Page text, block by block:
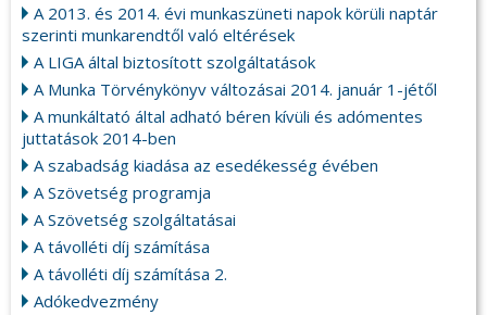
A 2013. és 2014. évi munkaszüneti napok körüli naptár
szerinti munkarendtől való eltérések
A LIGA által biztosított szolgáltatások
A Munka Törvénykönyv változásai 2014. január 1-jétől
A munkáltató által adható béren kívüli és adómentes
juttatások 2014-ben
A szabadság kiadása az esedékesség évében
A Szövetség programja
A Szövetség szolgáltatásai
A távolléti díj számítása
A távolléti díj számítása 2.
Adókedvezmény